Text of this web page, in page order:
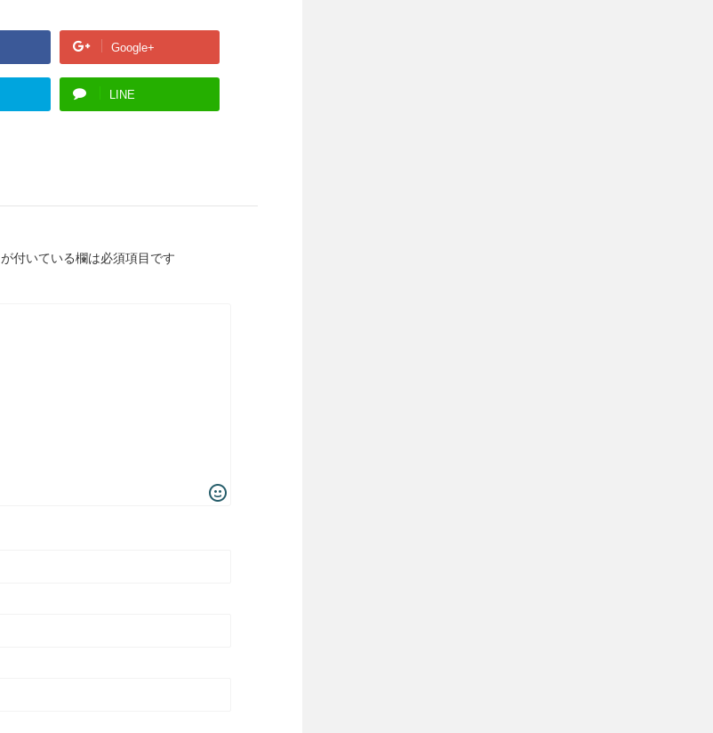
Google+
LINE
が付いている欄は必須項目です